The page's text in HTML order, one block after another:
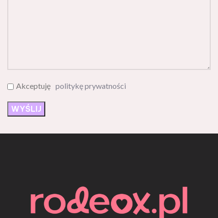
Akceptuję politykę prywatności